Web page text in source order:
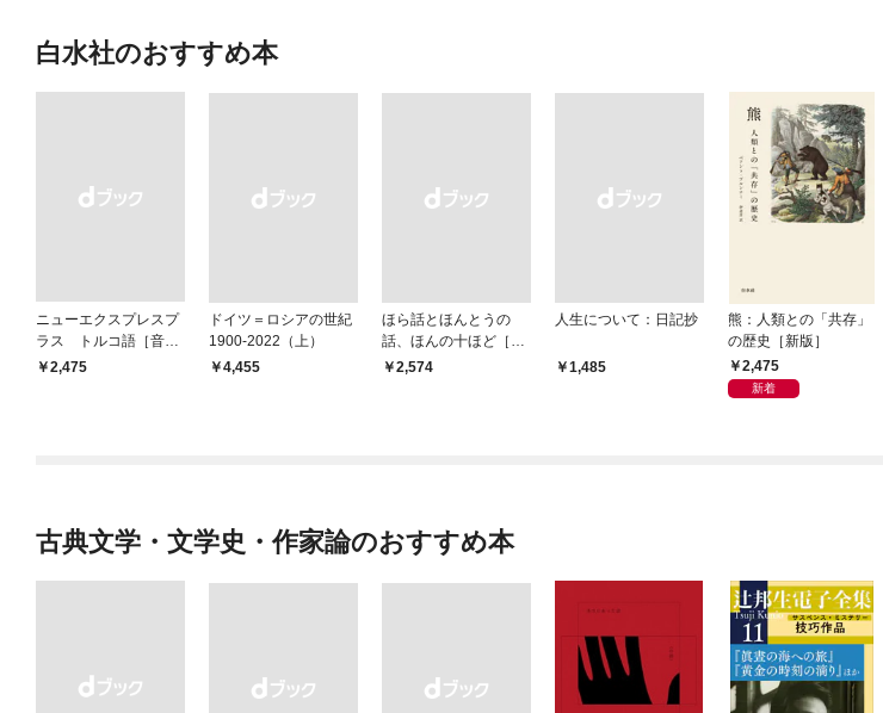
白水社のおすすめ本
ニューエクスプレスプ
ラス トルコ語［音声
DL版］
￥2,475
ドイツ＝ロシアの世紀
1900-2022（上）
￥4,455
ほら話とほんとうの
話、ほんの十ほど［新
装版］
￥2,574
人生について：日記抄
￥1,485
熊：人類との「共存」
の歴史［新版］
2,475
新着
古典文学・文学史・作家論のおすすめ本